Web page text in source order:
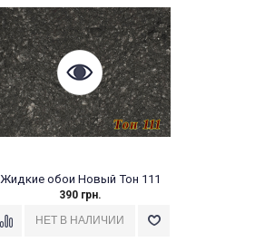
Жидкие обои Новый Тон 111
390 грн.